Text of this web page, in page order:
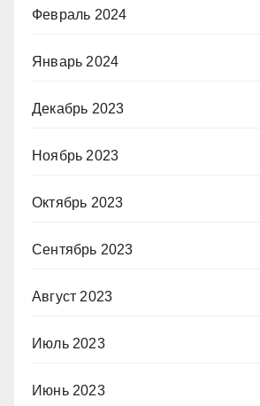
Февраль 2024
Январь 2024
Декабрь 2023
Ноябрь 2023
Октябрь 2023
Сентябрь 2023
Август 2023
Июль 2023
Июнь 2023